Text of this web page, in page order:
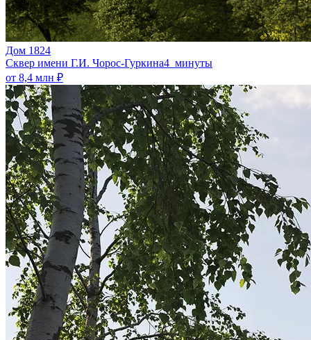
Дом 1824
Сквер имени Г.И. Чорос-Гуркина4 минуты
от 8,4 млн ₽